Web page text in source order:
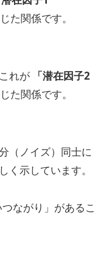
た関係です。
れが
「潜在因子2
た関係です。
（ノイズ）同士に
く示しています。
ながり」があるこ